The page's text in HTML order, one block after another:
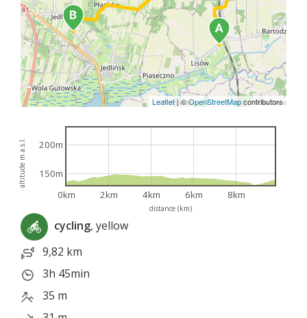
Leaflet|©OpenStreetMapcontributors
distance (km)
altitude m a.s.l.
0km 2km 4km 6km 8km
150m
200m
cycling, yellow
9,82 km
3h 45min
35 m